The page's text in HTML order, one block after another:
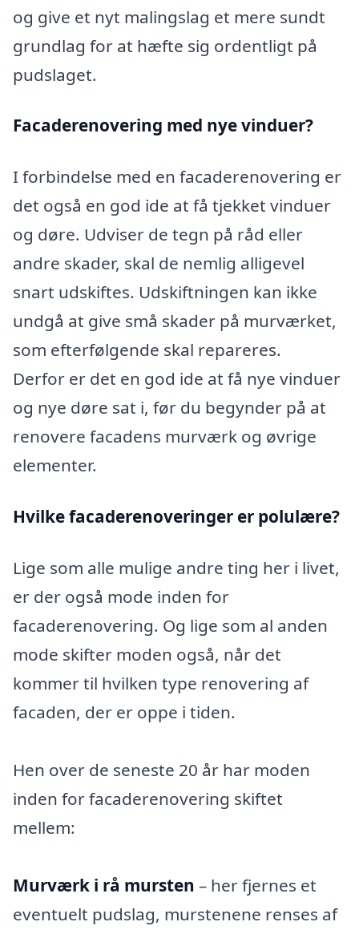
og give et nyt malingslag et mere sundt
grundlag for at hæfte sig ordentligt på
pudslaget.
Facaderenovering med nye vinduer?
I forbindelse med en facaderenovering er
det også en god ide at få tjekket vinduer
og døre. Udviser de tegn på råd eller
andre skader, skal de nemlig alligevel
snart udskiftes. Udskiftningen kan ikke
undgå at give små skader på murværket,
som efterfølgende skal repareres.
Derfor er det en god ide at få nye vinduer
og nye døre sat i, før du begynder på at
renovere facadens murværk og øvrige
elementer.
Hvilke facaderenoveringer er polulære?
Lige som alle mulige andre ting her i livet,
er der også mode inden for
facaderenovering. Og lige som al anden
mode skifter moden også, når det
kommer til hvilken type renovering af
facaden, der er oppe i tiden.
Hen over de seneste 20 år har moden
inden for facaderenovering skiftet
mellem:
Murværk i rå mursten – her fjernes et
eventuelt pudslag, murstenene renses af